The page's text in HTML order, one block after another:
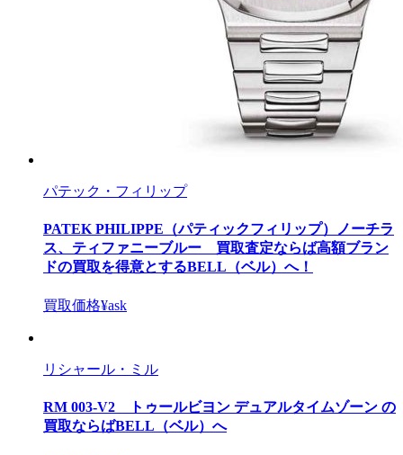
パテック・フィリップ
PATEK PHILIPPE（パティックフィリップ）ノーチラ
ス、ティファニーブルー 買取査定ならば高額ブラン
ドの買取を得意とするBELL（ベル）へ！
買取価格¥ask
リシャール・ミル
RM 003-V2 トゥールビヨン デュアルタイムゾーン の
買取ならばBELL（ベル）へ